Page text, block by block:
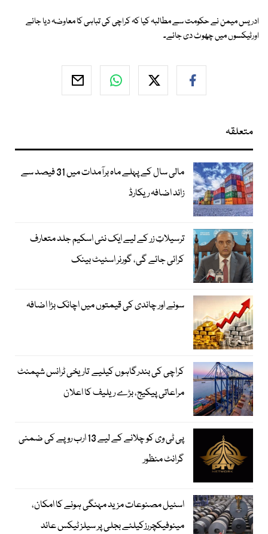
ادریس میمن نے حکومت سے مطالبہ کیا کہ کراچی کی تباہی کا معاوضہ دیا جائے
اورٹیکسوں میں چھوٹ دی جائے۔
متعلقہ
مالی سال کے پہلے ماہ برآمدات میں 31 فیصد سے
زائد اضافہ ریکارڈ
ترسیلاتِ زر کے لیے ایک نئی اسکیم جلد متعارف
کرائی جائے گی، گورنر اسٹیٹ بینک
سونے اور چاندی کی قیمتوں میں اچانک بڑا اضافہ
کراچی کی بندرگاہوں کیلیے تاریخی ٹرانس شپمنٹ
مراعاتی پیکیج، بڑے ریلیف کا اعلان
پی ٹی وی کو چلانے کے لیے 13 ارب روپے کی ضمنی
گرانٹ منظور
اسٹیل مصنوعات مزید مہنگی ہونے کا امکان،
مینوفیکچررزکیلئے بجلی پر سیلز ٹیکس عائد